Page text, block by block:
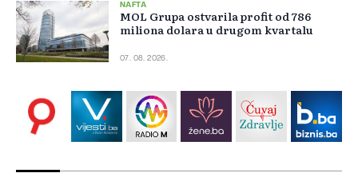
NAFTA
MOL Grupa ostvarila profit od 786
miliona dolara u drugom kvartalu
07. 08. 2026.